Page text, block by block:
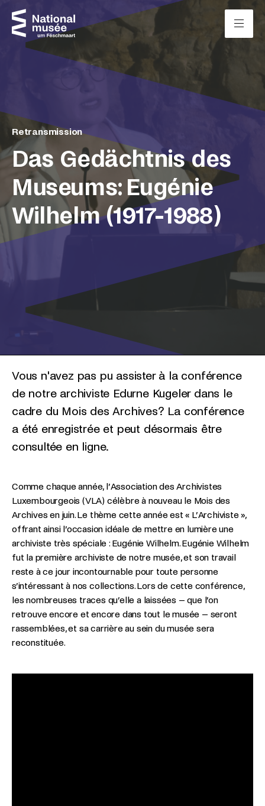
Passer directement au contenu
Das Gedächtnis des
Museums: Eugénie
Wilhelm (1917-1988)
Retransmission
Vous n'avez pas pu assister à la conférence
de notre archiviste Edurne Kugeler dans le
cadre du Mois des Archives? La conférence
a été enregistrée et peut désormais être
consultée en ligne.
Comme chaque année, l’Association des Archivistes
Luxembourgeois (VLA) célèbre à nouveau le Mois des
Archives en juin. Le thème cette année est « L’Archiviste »,
offrant ainsi l’occasion idéale de mettre en lumière une
archiviste très spéciale : Eugénie Wilhelm. Eugénie Wilhelm
fut la première archiviste de notre musée, et son travail
reste à ce jour incontournable pour toute personne
s’intéressant à nos collections. Lors de cette conférence,
les nombreuses traces qu’elle a laissées – que l’on
retrouve encore et encore dans tout le musée – seront
rassemblées, et sa carrière au sein du musée sera
reconstituée.
Panneau de gestion des cookies